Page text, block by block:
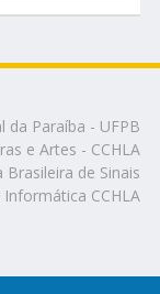
da Paraíba - UFPB
e Artes - CCHLA
de Sinais
CCHLA